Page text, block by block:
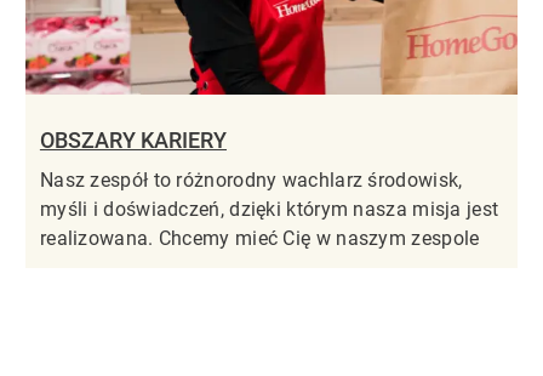
OBSZARY KARIERY
Nasz zespół to różnorodny wachlarz środowisk,
myśli i doświadczeń, dzięki którym nasza misja jest
realizowana. Chcemy mieć Cię w naszym zespole